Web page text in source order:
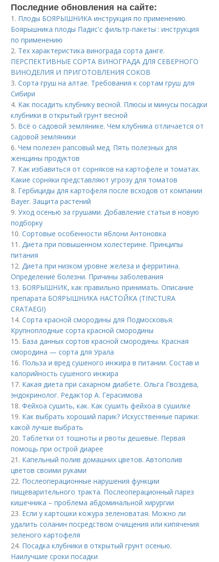
Последние обновления на сайте:
1. Плоды БОЯРЫШНИКА инструкция по применению.
Боярышника плоды Падис'с фильтр-пакеты : инструкция
по применению
2. Тех характеристика винограда сорта данге.
ПЕРСПЕКТИВНЫЕ СОРТА ВИНОГРАДА ДЛЯ CЕВЕРНОГО
ВИНОДЕЛИЯ И ПРИГОТОВЛЕНИЯ СОКОВ
3.Сорта груш на алтае. Требования к сортам груш для
Сибири
4. Как посадить клубнику весной. Плюсы и минусы посадки
клубники в открытый грунт весной
5. Всё о садовой землянике. Чем клубника отличается от
садовой земляники
6.Чем полезен рапсовый мед. Пять полезных для
женщины продуктов
7. Как избавиться от сорняков на картофеле и томатах.
Какие сорняки представляют угрозу для томатов
8. Гербициды для картофеля после всходов от компании
Bayer. Защита растений
9.Уход осенью за грушами. Добавление статьи в новую
подборку
10.Сортовые особенности яблони Антоновка
11.Диета при повышенном холестерине. Принципы
питания
12.Диета при низком уровне железа и ферритина.
Определение болезни. Причины заболевания
13. БОЯРЫШНИК, как правильно принимать. Описание
препарата БОЯРЫШНИКА НАСТОЙКА (TINCTURA
CRATAEGI)
14.Сорта красной смородины для Подмосковья.
Крупноплодные сорта красной смородины
15. База данных сортов красной смородины. Красная
смородина — сорта для Урала
16. Польза и вред сушеного инжира в питании. Состав и
калорийность сушеного инжира
17. Какая диета при сахарном диабете. Ольга Гвоздева,
эндокринолог. Редактор А. Герасимова
18.Фейхоа сушить, как. Как сушить фейхоа в сушилке
19. Как выбрать хороший парик? Искусственные парики:
какой лучше выбрать
20. Таблетки от тошноты и рвоты дешевые. Первая
помощь при острой диарее
21. Капельный полив домашних цветов. Автополив
цветов своими руками
22. Послеоперационные нарушения функции
пищеварительного тракта. Послеоперационный парез
кишечника – проблема абдоминальной хирургии
23. Если у картошки кожура зеленоватая. Можно ли
удалить соланин посредством очищения или кипячения
зеленого картофеля
24. Посадка клубники в открытый грунт осенью.
Наилучшие сроки посадки